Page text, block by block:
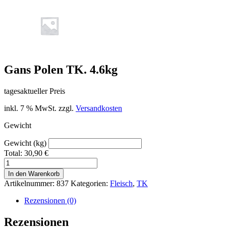
Gans Polen TK. 4.6kg
tagesaktueller Preis
inkl. 7 % MwSt. zzgl. Versandkosten
Gewicht
Gewicht (kg)
Total: 30,90 €
Gans
Polen
TK.
4.6kg
Menge
In den Warenkorb
Artikelnummer: 837 Kategorien: Fleisch, TK
Rezensionen (0)
Rezensionen